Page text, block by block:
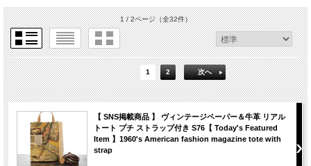
1 / 2ページ（全32件）
1 2 次へ
【 SNS掲載商品 】 ヴィンテージペーパー＆牛革 リアル
トート プチ ストラップ付き S76【 Today's Featured
Item 】1960's American fashion magazine tote with
strap